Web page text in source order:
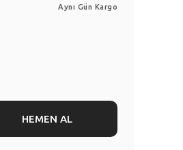
Aynı Gün Kargo
HEMEN AL